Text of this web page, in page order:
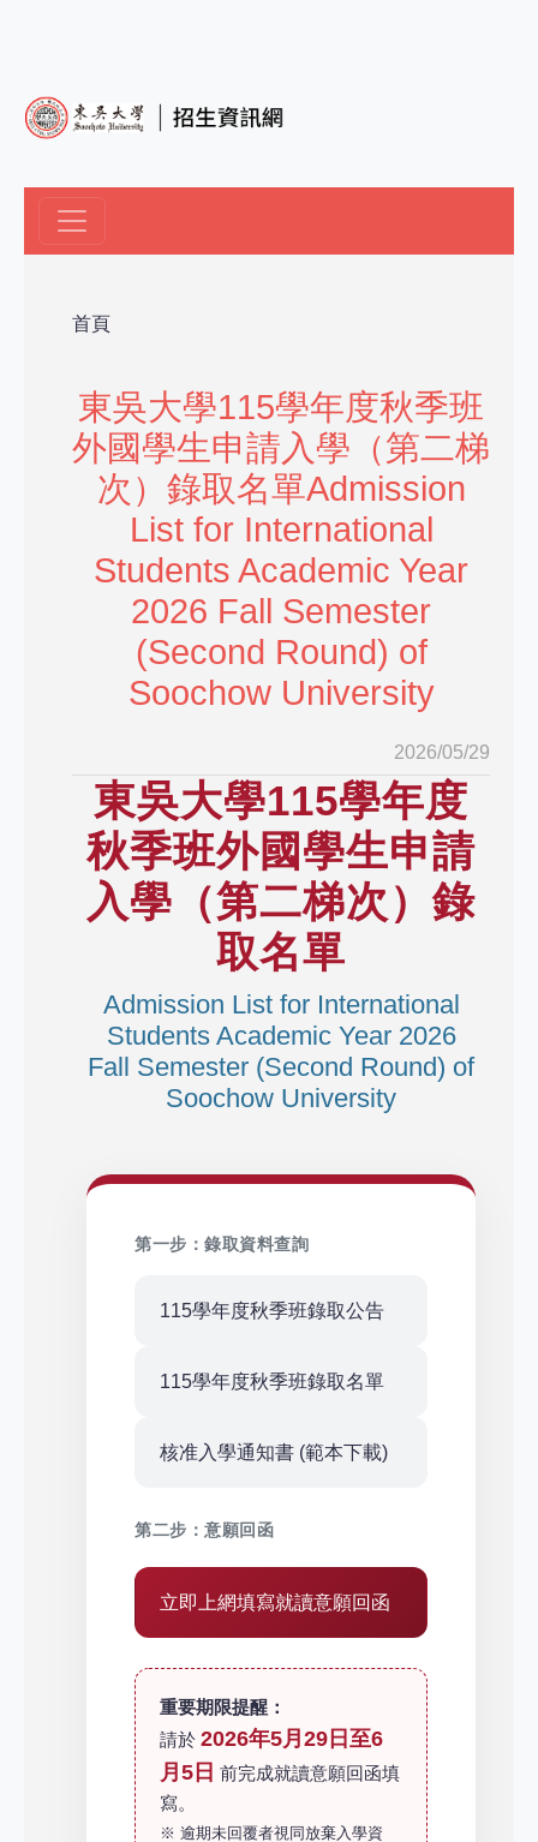
導航連結
首頁
東吳大學115學年度秋季班
外國學生申請入學（第二梯
次）錄取名單Admission
List for International
Students Academic Year
2026 Fall Semester
(Second Round) of
Soochow University
2026/05/29
東吳大學115學年度
秋季班外國學生申請
入學（第二梯次）錄
取名單
Admission List for International
Students Academic Year 2026
Fall Semester (Second Round) of
Soochow University
第一步：錄取資料查詢
115學年度秋季班錄取公告
115學年度秋季班錄取名單
核准入學通知書 (範本下載)
第二步：意願回函
立即上網填寫就讀意願回函
重要期限提醒：
請於 2026年5月29日至6
月5日 前完成就讀意願回函填
寫。
※ 逾期未回覆者視同放棄入學資